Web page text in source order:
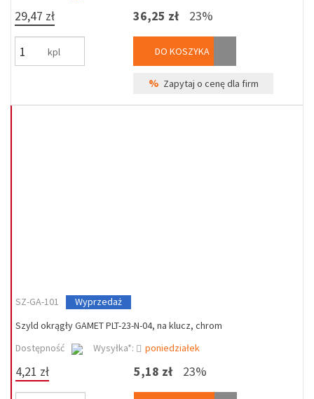
29,47 zł
kpl
36,25 zł 23%
DO KOSZYKA
% Zapytaj o cenę dla firm
SZ-GA-101
Wyprzedaż
Szyld okrągły GAMET PLT-23-N-04, na klucz, chrom
Dostępność
Wysyłka*: poniedziałek
4,21 zł 5,18 zł 23%